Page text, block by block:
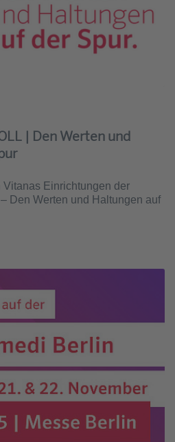
| Den Werten und
Einrichtungen der
Den Werten und Haltungen auf